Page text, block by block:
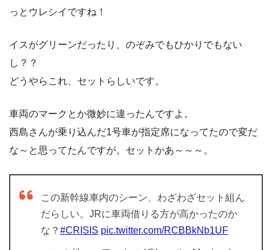
っとウレシイですね！
イスがグリーンだったり、のぞみでもひかりでもない
し？？
どうやらこれ、セットらしいです。
車両のマークとか微妙に違ったんですよ。
西島さんが乗り込んだ1号車が指定席になってたので変だ
な～と思ってたんですが。セットかあ～～～。
この新幹線車内のシーン、わざわざセット組ん
だらしい。JRに車両借りる方が高かったのか
な？ #CRISIS pic.twitter.com/RCBBkNb1UF